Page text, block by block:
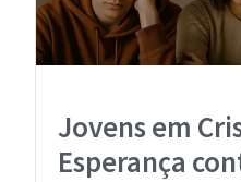
Jovens em
Esperança